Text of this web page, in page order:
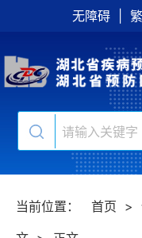
无障碍
当前位置： 首页 >